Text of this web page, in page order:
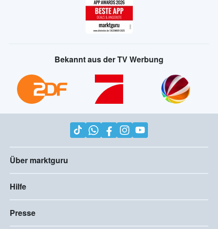
Bekannt aus der TV Werbung
Über marktguru
Hilfe
Presse